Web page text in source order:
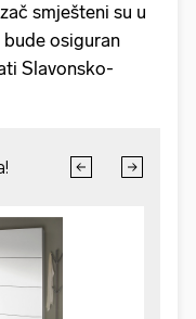
smješteni su u
osiguran
Slavonsko-